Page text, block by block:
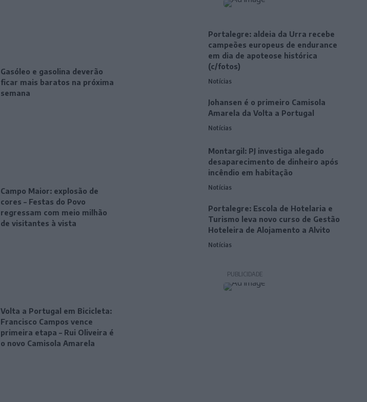
Gasóleo e gasolina deverão
ficar mais baratos na próxima
semana
Campo Maior: explosão de
cores – Festas do Povo
regressam com meio milhão
de visitantes à vista
Volta a Portugal em Bicicleta:
Francisco Campos vence
primeira etapa – Rui Oliveira é
o novo Camisola Amarela
Portalegre: aldeia da Urra recebe
campeões europeus de endurance
em dia de apoteose histórica
(c/fotos)
Notícias
Johansen é o primeiro Camisola
Amarela da Volta a Portugal
Notícias
Montargil: PJ investiga alegado
desaparecimento de dinheiro após
incêndio em habitação
Notícias
Portalegre: Escola de Hotelaria e
Turismo leva novo curso de Gestão
Hoteleira de Alojamento a Alvito
Notícias
PUBLICIDADE